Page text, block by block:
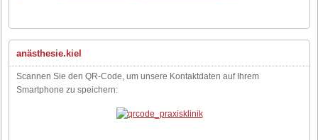
anästhesie.kiel
Scannen Sie den QR-Code, um unsere Kontaktdaten auf Ihrem
Smartphone zu speichern: